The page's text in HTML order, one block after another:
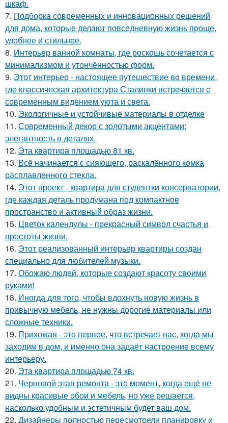
шкаф.
7. Подборка современных и инновационных решений
для дома, которые делают повседневную жизнь проще,
удобнее и стильнее.
8. Интерьер ванной комнаты, где роскошь сочетается с
минимализмом и утончённостью форм.
9. Этот интерьер - настоящее путешествие во времени,
где классическая архитектура Сталинки встречается с
современным видением уюта и света.
10. Экологичные и устойчивые материалы в отделке
11. Современный декор с золотыми акцентами:
элегантность в деталях.
12. Эта квартира площадью 81 кв.
13. Всё начинается с сияющего, раскалённого комка
расплавленного стекла.
14. Этот проект - квартира для студентки консерватории,
где каждая деталь продумана под компактное
пространство и активный образ жизни.
15. Цветок календулы - прекрасный символ счастья и
простоты жизни.
16. Этот реализованный интерьер квартиры создан
специально для любителей музыки.
17. Обожаю людей, которые создают красоту своими
руками!
18. Иногда для того, чтобы вдохнуть новую жизнь в
привычную мебель, не нужны дорогие материалы или
сложные техники.
19. Прихожая - это первое, что встречает нас, когда мы
заходим в дом, и именно она задаёт настроение всему
интерьеру.
20. Эта квартира площадью 74 кв.
21. Черновой этап ремонта - это момент, когда ещё не
видны красивые обои и мебель, но уже решается,
насколько удобным и эстетичным будет ваш дом.
22. Дизайнеры полностью пересмотрели планировку и